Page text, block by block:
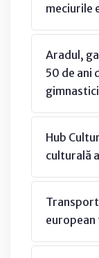
meciurile
Aradul,
50 de ani
Hub
culturală
european